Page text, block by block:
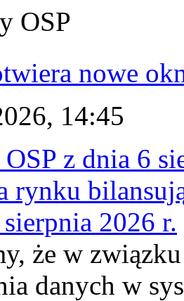
OSP
nowe
14:45
z dnia 6
rynku
2026 r.
że w
danych w